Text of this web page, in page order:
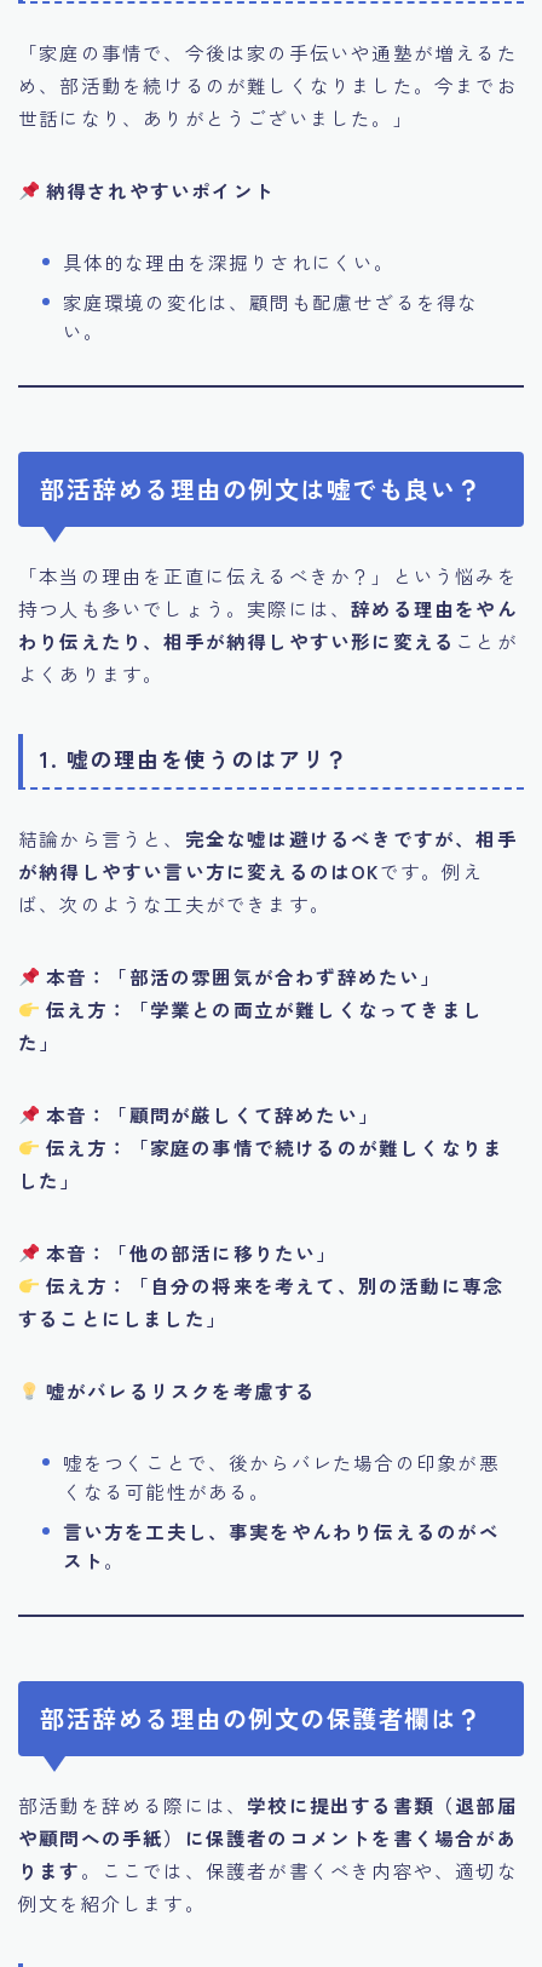
「家庭の事情で、今後は家の手伝いや通塾が増えるた
め、部活動を続けるのが難しくなりました。今までお
世話になり、ありがとうございました。」
納得されやすいポイント
具体的な理由を深掘りされにくい。
家庭環境の変化は、顧問も配慮せざるを得な
い。
部活辞める理由の例文は嘘でも良い？
「本当の理由を正直に伝えるべきか？」という悩みを
持つ人も多いでしょう。実際には、辞める理由をやん
わり伝えたり、相手が納得しやすい形に変える ことが
よくあります。
1. 嘘の理由を使うのはアリ？
結論から言うと、 完全な嘘は避けるべきですが、相手
が納得しやすい言い方に変えるのはOKです。例え
ば、次のような工夫ができます。
本音：「部活の雰囲気が合わず辞めたい」
伝え方：「学業との両立が難しくなってきまし
た」
本音：「顧問が厳しくて辞めたい」
伝え方：「家庭の事情で続けるのが難しくなりま
した」
本音：「他の部活に移りたい」
伝え方：「自分の将来を考えて、別の活動に専念
することにしました」
嘘がバレるリスクを考慮する
嘘をつくことで、後からバレた場合の印象が悪
くなる可能性がある。
言い方を工夫し、事実をやんわり伝えるのがベ
スト 。
部活辞める理由の例文の保護者欄は？
部活動を辞める際には、 学校に提出する書類（退部届
や顧問への手紙）に保護者のコメントを書く場合があ
ります。ここでは、保護者が書くべき内容や、適切な
例文を紹介します。